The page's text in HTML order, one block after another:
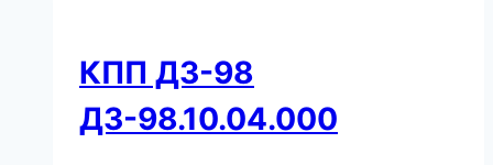
КПП ДЗ-98
ДЗ-98.10.04.000